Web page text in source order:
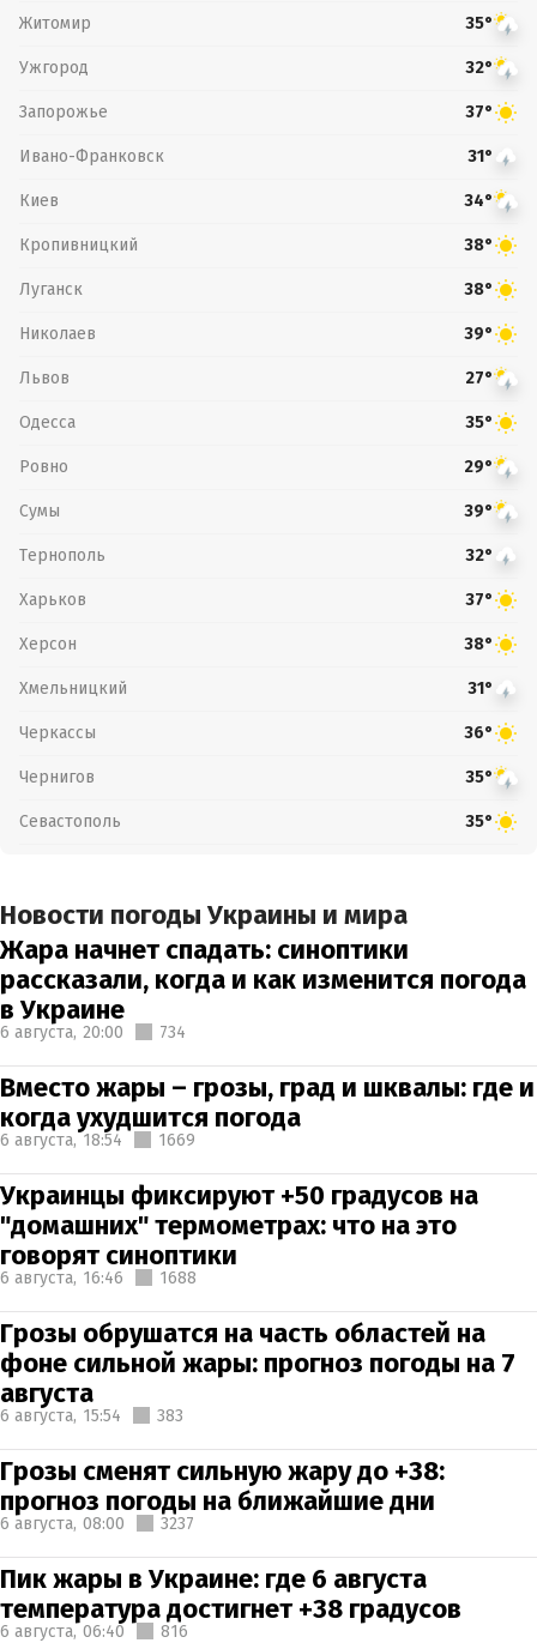
Житомир 35°
Ужгород 32°
Запорожье 37°
Ивано-Франковск 31°
Киев 34°
Кропивницкий 38°
Луганск 38°
Николаев 39°
Львов 27°
Одесса 35°
Ровно 29°
Сумы 39°
Тернополь 32°
Харьков 37°
Херсон 38°
Хмельницкий 31°
Черкассы 36°
Чернигов 35°
Севастополь 35°
Новости погоды Украины и мира
Жара начнет спадать: синоптики
рассказали, когда и как изменится погода
в Украине
6 августа, 20:00 734
Вместо жары – грозы, град и шквалы: где и
когда ухудшится погода
6 августа, 18:54 1669
Украинцы фиксируют +50 градусов на
"домашних" термометрах: что на это
говорят синоптики
6 августа, 16:46 1688
Грозы обрушатся на часть областей на
фоне сильной жары: прогноз погоды на 7
августа
6 августа, 15:54 383
Грозы сменят сильную жару до +38:
прогноз погоды на ближайшие дни
6 августа, 08:00 3237
Пик жары в Украине: где 6 августа
температура достигнет +38 градусов
6 августа, 06:40 816